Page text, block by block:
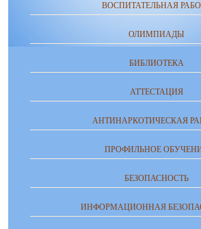
ВОСПИТАТЕЛЬНАЯ
ОЛИМПИАДЫ
БИБЛИОТЕКА
АТТЕСТАЦИЯ
АНТИНАРКОТИЧЕСКАЯ
ПРОФИЛЬНОЕ
БЕЗОПАСНОСТЬ
ИНФОРМАЦИОННАЯ